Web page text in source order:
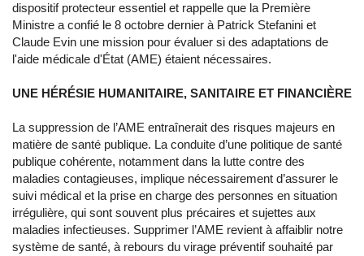
dispositif protecteur essentiel et rappelle que la Première
Ministre a confié le 8 octobre dernier à Patrick Stefanini et
Claude Evin une mission pour évaluer si des adaptations de
l'aide médicale d'État (AME) étaient nécessaires.
UNE HÉRÉSIE HUMANITAIRE, SANITAIRE ET FINANCIÈRE
La suppression de l’AME entraînerait des risques majeurs en
matière de santé publique. La conduite d’une politique de santé
publique cohérente, notamment dans la lutte contre des
maladies contagieuses, implique nécessairement d’assurer le
suivi médical et la prise en charge des personnes en situation
irrégulière, qui sont souvent plus précaires et sujettes aux
maladies infectieuses. Supprimer l’AME revient à affaiblir notre
système de santé, à rebours du virage préventif souhaité par